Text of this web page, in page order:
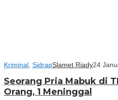
Kriminal, SidrapSlamet Riady24
Seorang Pria Mabuk di
Orang, 1 Meninggal